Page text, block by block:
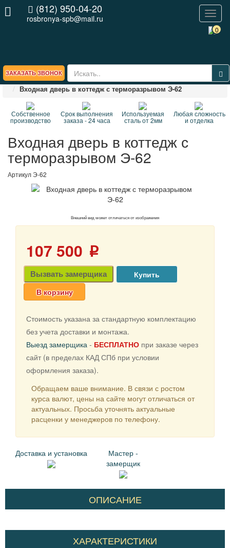
ЗАКАЗАТЬ ЗВОНОК
0
(812) 950-04-20
rosbronya-spb@mail.ru
Главная
ВЕСЬ КАТАЛОГ стальных дверей
Входная дверь в коттедж с терморазрывом Э-62
Собственное
производство
Срок выполнения
заказа - 24 часа
Используемая
сталь от 2мм
Любая сложность
и отделка
Входная дверь в коттедж с
терморазрывом Э-62
АртикулЭ-62
Внешний вид может отличаться от изображения
107 500
p
Вызвать замерщика
В корзину
Стоимость указана за стандартную комплектацию
без учета доставки и монтажа.
Выезд замерщика - БЕСПЛАТНО при заказе через
сайт (в пределах КАД СПб при условии
оформления заказа).
Обращаем ваше внимание. В связи с ростом
курса валют, цены на сайте могут отличаться от
актуальных. Просьба уточнять актуальные
расценки у менеджеров по телефону.
Доставка и установка
Мастер -
замерщик
ОПИСАНИЕ
ХАРАКТЕРИСТИКИ